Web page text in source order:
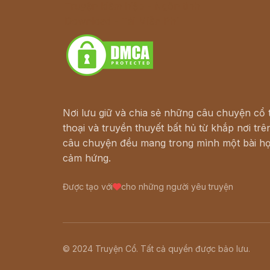
Nơi lưu giữ và chia sẻ những câu chuyện cổ
thoại và truyền thuyết bất hủ từ khắp nơi
câu chuyện đều mang trong mình một bài
cảm hứng.
Được tạo với cho những người yêu truyện
© 2024 Truyện Cổ. Tất cả quyền được bảo lưu.